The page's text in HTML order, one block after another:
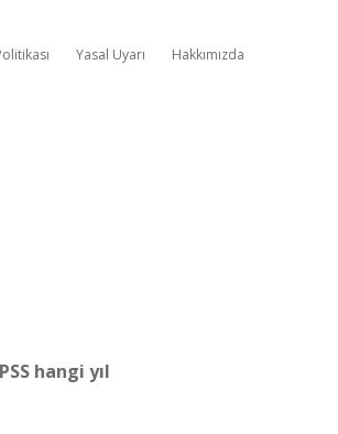
Yasal Uyarı Hakkımızda
hangi yıl